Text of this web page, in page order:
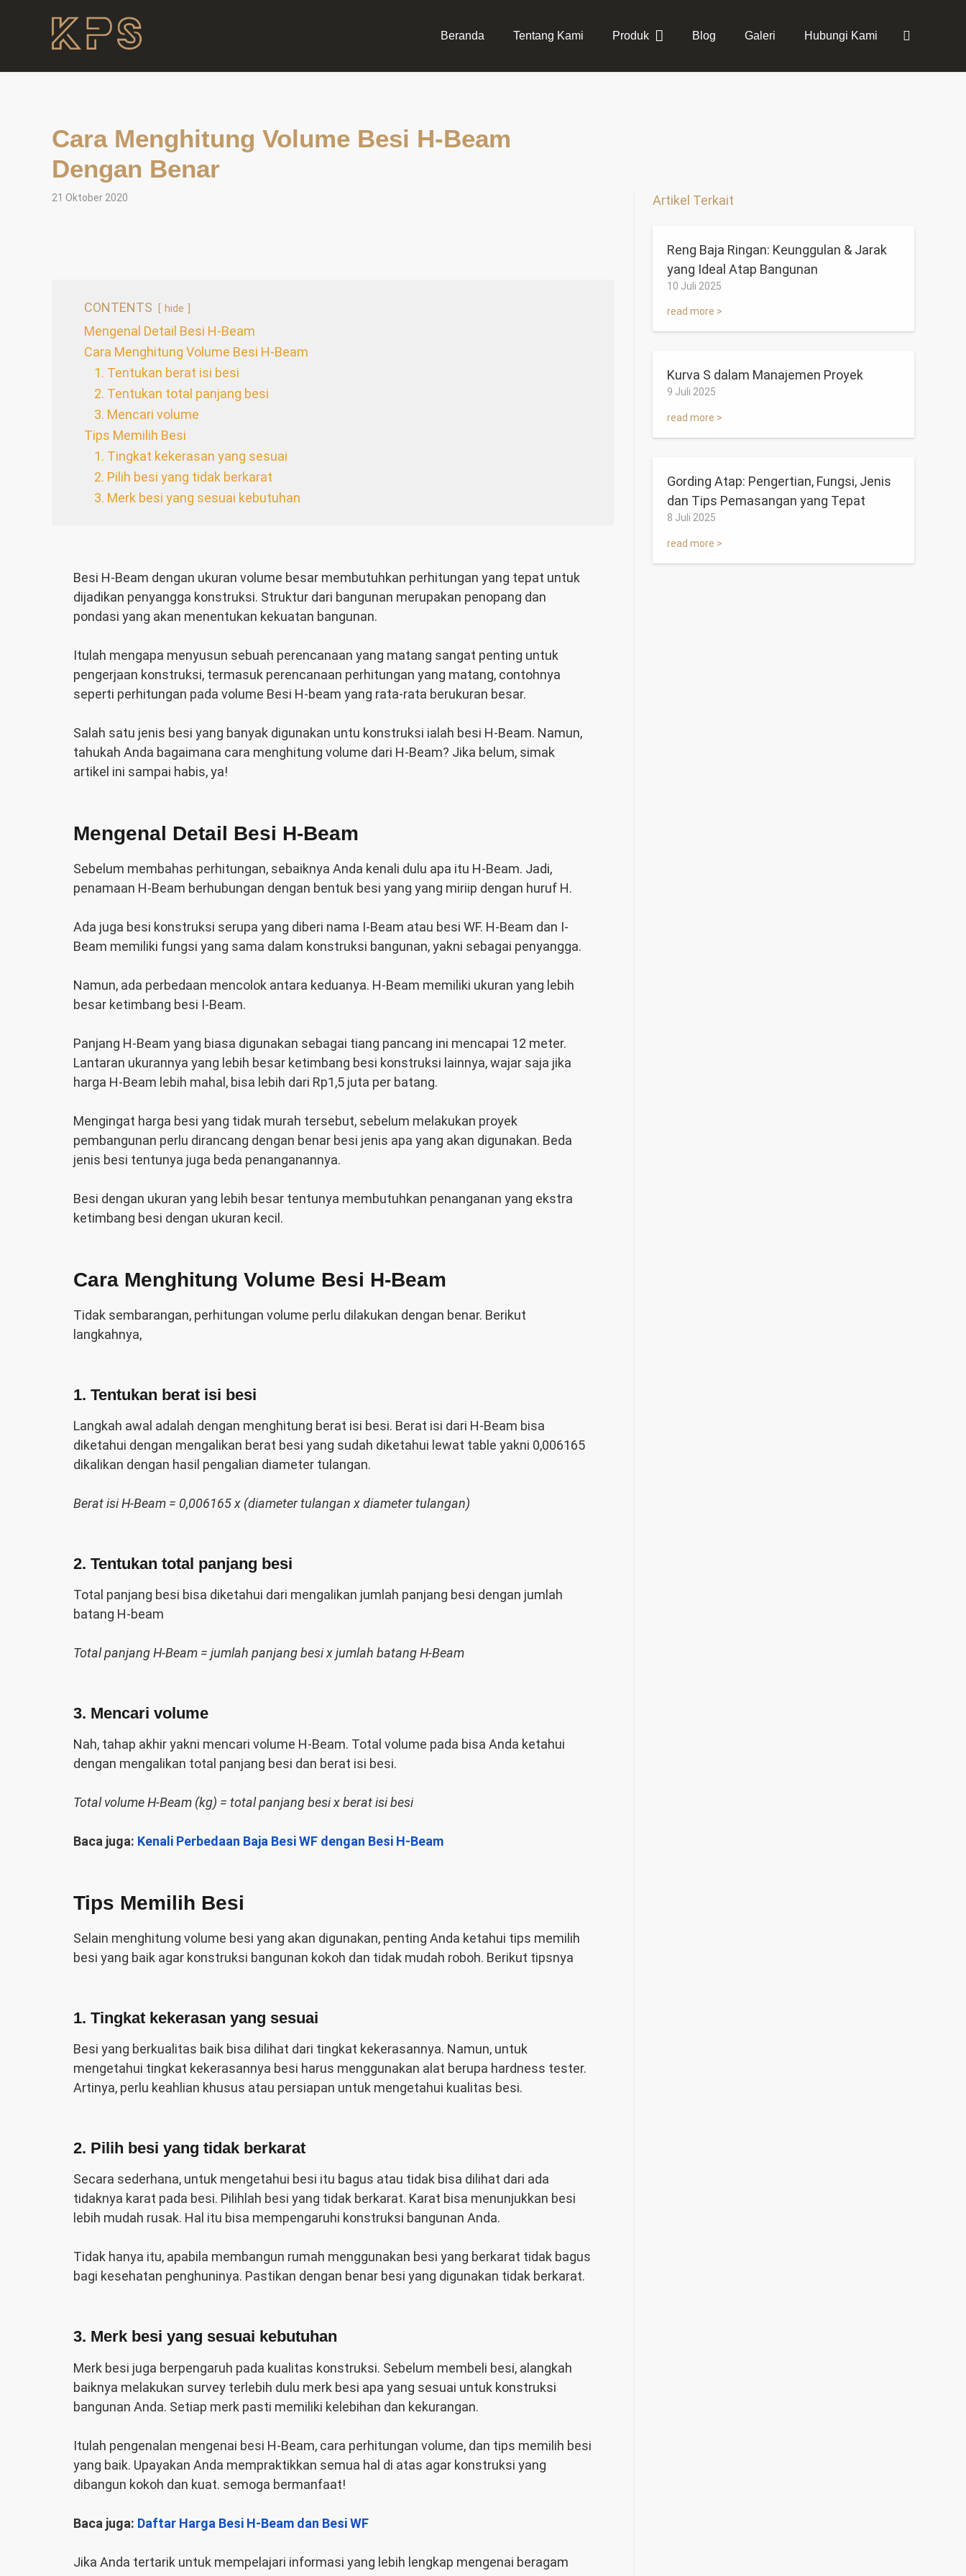
Beranda Tentang Kami Produk Blog Galeri Hubungi Kami
Cara Menghitung Volume Besi H-Beam
Dengan Benar
21 Oktober 2020
CONTENTS hide
Mengenal Detail Besi H-Beam
Cara Menghitung Volume Besi H-Beam
1. Tentukan berat isi besi
2. Tentukan total panjang besi
3. Mencari volume
Tips Memilih Besi
1. Tingkat kekerasan yang sesuai
2. Pilih besi yang tidak berkarat
3. Merk besi yang sesuai kebutuhan
Besi H-Beam dengan ukuran volume besar membutuhkan perhitungan yang tepat untuk
dijadikan penyangga konstruksi. Struktur dari bangunan merupakan penopang dan
pondasi yang akan menentukan kekuatan bangunan.
Itulah mengapa menyusun sebuah perencanaan yang matang sangat penting untuk
pengerjaan konstruksi, termasuk perencanaan perhitungan yang matang, contohnya
seperti perhitungan pada volume Besi H-beam yang rata-rata berukuran besar.
Salah satu jenis besi yang banyak digunakan untu konstruksi ialah besi H-Beam. Namun,
tahukah Anda bagaimana cara menghitung volume dari H-Beam? Jika belum, simak
artikel ini sampai habis, ya!
Mengenal Detail Besi H-Beam
Sebelum membahas perhitungan, sebaiknya Anda kenali dulu apa itu H-Beam. Jadi,
penamaan H-Beam berhubungan dengan bentuk besi yang yang miriip dengan huruf H.
Ada juga besi konstruksi serupa yang diberi nama I-Beam atau besi WF. H-Beam dan I-
Beam memiliki fungsi yang sama dalam konstruksi bangunan, yakni sebagai penyangga.
Namun, ada perbedaan mencolok antara keduanya. H-Beam memiliki ukuran yang lebih
besar ketimbang besi I-Beam.
Panjang H-Beam yang biasa digunakan sebagai tiang pancang ini mencapai 12 meter.
Lantaran ukurannya yang lebih besar ketimbang besi konstruksi lainnya, wajar saja jika
harga H-Beam lebih mahal, bisa lebih dari Rp1,5 juta per batang.
Mengingat harga besi yang tidak murah tersebut, sebelum melakukan proyek
pembangunan perlu dirancang dengan benar besi jenis apa yang akan digunakan. Beda
jenis besi tentunya juga beda penanganannya.
Besi dengan ukuran yang lebih besar tentunya membutuhkan penanganan yang ekstra
ketimbang besi dengan ukuran kecil.
Cara Menghitung Volume Besi H-Beam
Tidak sembarangan, perhitungan volume perlu dilakukan dengan benar. Berikut
langkahnya,
1. Tentukan berat isi besi
Langkah awal adalah dengan menghitung berat isi besi. Berat isi dari H-Beam bisa
diketahui dengan mengalikan berat besi yang sudah diketahui lewat table yakni 0,006165
dikalikan dengan hasil pengalian diameter tulangan.
Berat isi H-Beam = 0,006165 x (diameter tulangan x diameter tulangan)
2. Tentukan total panjang besi
Total panjang besi bisa diketahui dari mengalikan jumlah panjang besi dengan jumlah
batang H-beam
Total panjang H-Beam = jumlah panjang besi x jumlah batang H-Beam
3. Mencari volume
Nah, tahap akhir yakni mencari volume H-Beam. Total volume pada bisa Anda ketahui
dengan mengalikan total panjang besi dan berat isi besi.
Total volume H-Beam (kg) = total panjang besi x berat isi besi
Baca juga: Kenali Perbedaan Baja Besi WF dengan Besi H-Beam
Tips Memilih Besi
Selain menghitung volume besi yang akan digunakan, penting Anda ketahui tips memilih
besi yang baik agar konstruksi bangunan kokoh dan tidak mudah roboh. Berikut tipsnya
1. Tingkat kekerasan yang sesuai
Besi yang berkualitas baik bisa dilihat dari tingkat kekerasannya. Namun, untuk
mengetahui tingkat kekerasannya besi harus menggunakan alat berupa hardness tester.
Artinya, perlu keahlian khusus atau persiapan untuk mengetahui kualitas besi.
2. Pilih besi yang tidak berkarat
Secara sederhana, untuk mengetahui besi itu bagus atau tidak bisa dilihat dari ada
tidaknya karat pada besi. Pilihlah besi yang tidak berkarat. Karat bisa menunjukkan besi
lebih mudah rusak. Hal itu bisa mempengaruhi konstruksi bangunan Anda.
Tidak hanya itu, apabila membangun rumah menggunakan besi yang berkarat tidak bagus
bagi kesehatan penghuninya. Pastikan dengan benar besi yang digunakan tidak berkarat.
3. Merk besi yang sesuai kebutuhan
Merk besi juga berpengaruh pada kualitas konstruksi. Sebelum membeli besi, alangkah
baiknya melakukan survey terlebih dulu merk besi apa yang sesuai untuk konstruksi
bangunan Anda. Setiap merk pasti memiliki kelebihan dan kekurangan.
Itulah pengenalan mengenai besi H-Beam, cara perhitungan volume, dan tips memilih besi
yang baik. Upayakan Anda mempraktikkan semua hal di atas agar konstruksi yang
dibangun kokoh dan kuat. semoga bermanfaat!
Baca juga: Daftar Harga Besi H-Beam dan Besi WF
Jika Anda tertarik untuk mempelajari informasi yang lebih lengkap mengenai beragam
Artikel Terkait
Reng Baja Ringan: Keunggulan & Jarak
yang Ideal Atap Bangunan
10 Juli 2025
read more >
Kurva S dalam Manajemen Proyek
9 Juli 2025
read more >
Gording Atap: Pengertian, Fungsi, Jenis
dan Tips Pemasangan yang Tepat
8 Juli 2025
read more >